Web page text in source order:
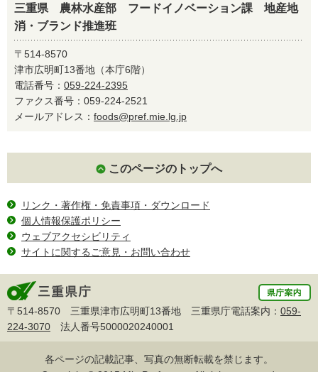
三重県 農林水産部 フードイノベーション課 地産地
消・ブランド推進班
〒514-8570
津市広明町13番地（本庁6階）
電話番号： 059-224-2395
ファクス番号：059-224-2521
メールアドレス： foods@pref.mie.lg.jp
このページのトップへ
リンク・著作権・免責事項・ダウンロード
個人情報保護ポリシー
ウェブアクセシビリティ
サイトに関するご意見・お問い合わせ
〒514-8570 三重県津市広明町13番地 三重県庁電話案内： 059-
224-3070 法人番号5000020240001
各ページの記載記事、写真の無断転載を禁じます。